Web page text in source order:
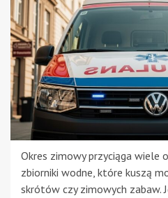
Okres zimowy przyciąga wiele
zbiorniki wodne, które kuszą
skrótów czy zimowych zabaw.